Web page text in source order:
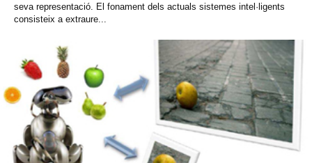
seva representació. El fonament dels actuals sistemes intel·ligents
consisteix a extraure...